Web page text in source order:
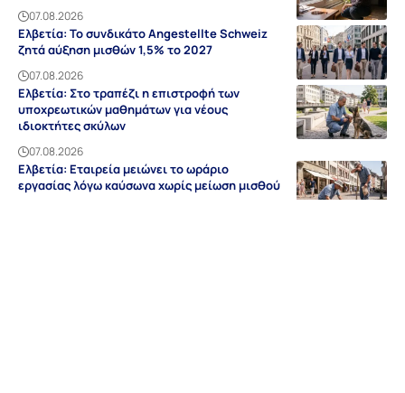
07.08.2026
Ελβετία: Το συνδικάτο Angestellte Schweiz
ζητά αύξηση μισθών 1,5% το 2027
07.08.2026
Ελβετία: Στο τραπέζι η επιστροφή των
υποχρεωτικών μαθημάτων για νέους
ιδιοκτήτες σκύλων
07.08.2026
Ελβετία: Εταιρεία μειώνει το ωράριο
εργασίας λόγω καύσωνα χωρίς μείωση μισθού